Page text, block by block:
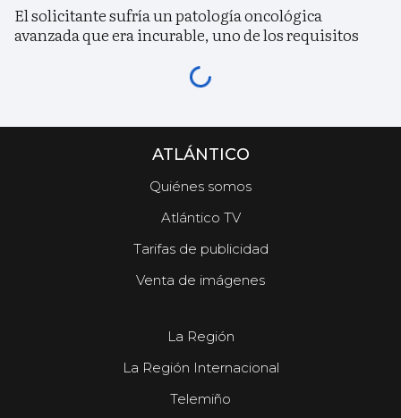
El solicitante sufría un patología oncológica
avanzada que era incurable, uno de los requisitos
ATLÁNTICO
Quiénes somos
Atlántico TV
Tarifas de publicidad
Venta de imágenes
La Región
La Región Internacional
Telemiño